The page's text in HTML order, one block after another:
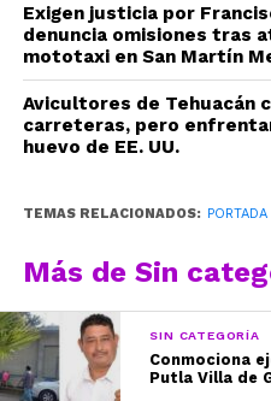
Exigen justicia por
denuncia omisiones tras
mototaxi en San Martín
Avicultores de Tehuacán
carreteras, pero
huevo de EE. UU.
TEMAS RELACIONADOS: PORTADA
Más de Sin
SIN CATEGORÍA
Conmociona
Putla Villa de